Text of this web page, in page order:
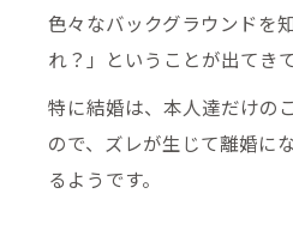
色々なバックグラウンドを
れ？」ということが出てき
特に結婚は、本人達だけの
ので、ズレが生じて離婚に
るようです。